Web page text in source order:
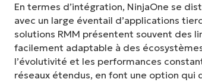
En termes d’intégration, NinjaOne se
avec un large éventail d’applications
solutions RMM présentent souvent des
facilement adaptable à des
l’évolutivité et les performances
réseaux étendus, en font une option qui